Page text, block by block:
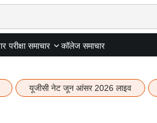
परीक्षा समाचार कॉलेज समाचार
यूजीसी नेट जून आंसर 2026 लाइव